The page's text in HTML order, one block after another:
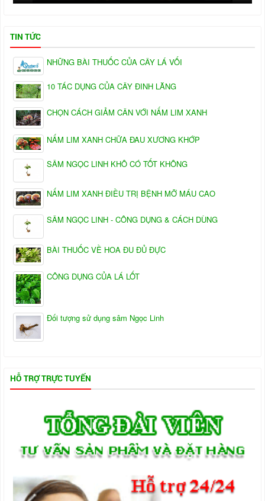
TIN TỨC
NHỮNG BÀI THUỐC CỦA CÂY LÁ VỐI
10 TÁC DỤNG CỦA CÂY ĐINH LĂNG
CHỌN CÁCH GIẢM CÂN VỚI NẤM LIM XANH
NẤM LIM XANH CHỮA ĐAU XƯƠNG KHỚP
SÂM NGỌC LINH KHÔ CÓ TỐT KHÔNG
NẤM LIM XANH ĐIỀU TRỊ BỆNH MỠ MÁU CAO
SÂM NGỌC LINH - CÔNG DỤNG & CÁCH DÙNG
BÀI THUỐC VỀ HOA ĐU ĐỦ ĐỰC
CÔNG DỤNG CỦA LÁ LỐT
Đối tượng sử dụng sâm Ngọc Linh
HỖ TRỢ TRỰC TUYẾN